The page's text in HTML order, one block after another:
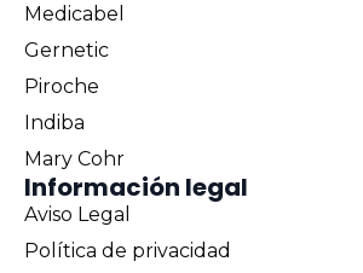
Medicabel
Gernetic
Piroche
Indiba
Mary Cohr
Información legal
Aviso Legal
Política de privacidad